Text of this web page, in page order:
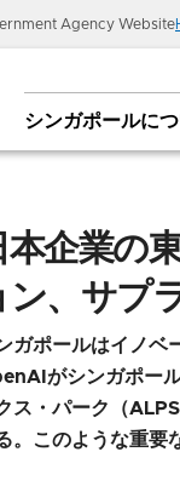
Agency Website
シンガポールに
ジア進出を加
本企業の
ン、サプ
ガポールはイノベ
がシンガポー
ス・パーク（
。このような重要